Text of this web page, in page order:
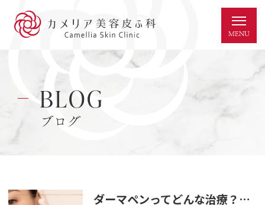
BLOG
ブログ
ダーマペンってどんな治療？徹底解説✏️